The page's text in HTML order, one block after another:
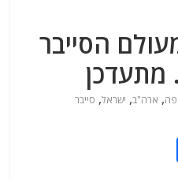
הסייבר
, ארה"ב, ישראל, סייבר